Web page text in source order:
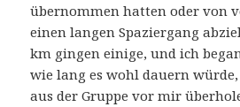
übernommen hatten oder von
einen langen Spaziergang
km gingen einige, und ich
wie lang es wohl dauern
aus der Gruppe vor mir